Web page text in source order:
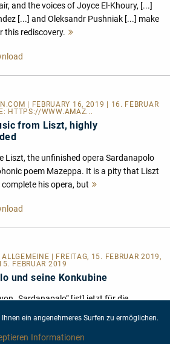
ein angenehmeres Surfen zu ermöglichen.
Informationen
and the voices of Joyce El-Khoury, [...]
[...] and Oleksandr Pushniak [...] make
this rediscovery.
| FEBRUARY 16, 2019 | 16. FEBRUAR
HTTPS://WWW.AMAZ...
from Liszt, highly
Liszt, the unfinished opera Sardanapolo
poem Mazeppa. It is a pity that Liszt
his opera, but
ALLGEMEINE
| FREITAG, 15. FEBRUAR 2019,
FEBRUAR 2019
und seine Konkubine
„Sardanapalo“ [ist] jetzt für die
Weimar unter Kirill Karabits frappiert,